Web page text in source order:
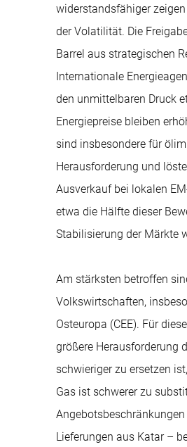
widerstandsfähiger
der Volatilität. Die
Barrel aus strategischen
Internationale
den unmittelbaren Druck
Energiepreise bleiben
sind insbesondere für
Herausforderung und
Ausverkauf bei lokalen
etwa die Hälfte dieser
Stabilisierung der Märkte
Am stärksten betroffen
Volkswirtschaften,
Osteuropa (CEE). Für
größere Herausforderung
schwieriger zu ersetzen
Gas ist schwerer zu
Lieferungen aus Katar –